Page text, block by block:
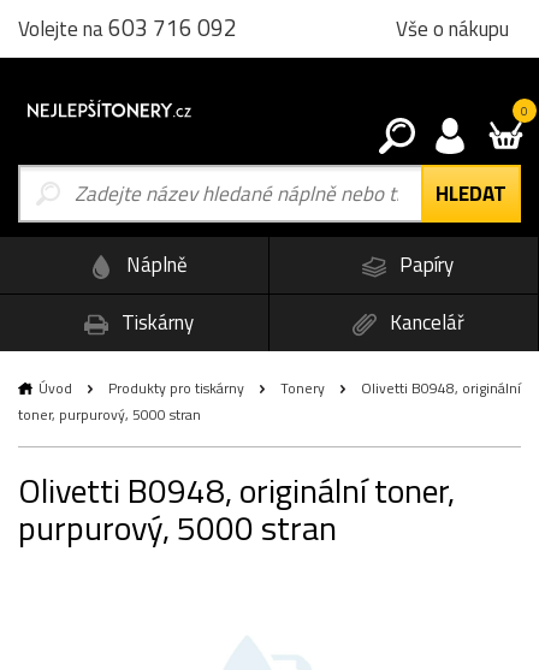
Volejte na603 716 092 Vše o nákupu
0
Náplně
Papíry
Tiskárny
Kancelář
Úvod Produkty pro tiskárny Tonery
Olivetti B0948, originální
toner, purpurový, 5000 stran
Olivetti B0948, originální toner,
purpurový, 5000 stran